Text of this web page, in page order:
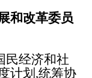
改革委员
经济和社
计划,统筹协